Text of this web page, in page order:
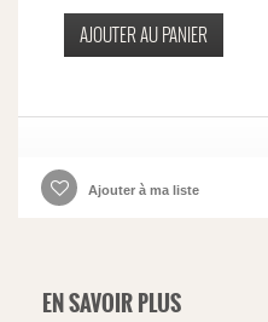
AJOUTER AU PANIER
Ajouter à ma liste
EN SAVOIR PLUS